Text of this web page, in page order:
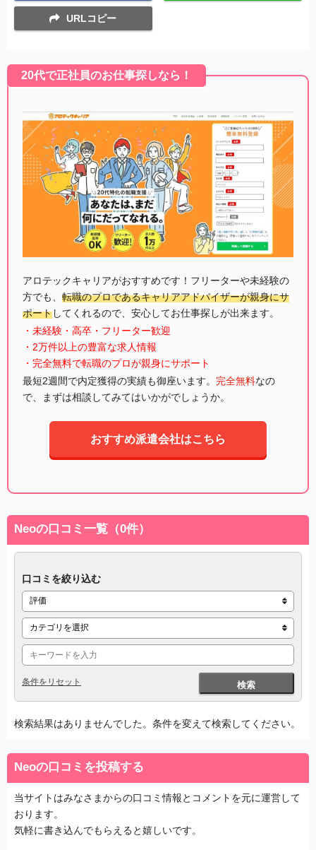
URLコピー
20代で正社員のお仕事探しなら！
アロテックキャリアがおすすめです！フリーターや未経験の
方でも、 転職のプロであるキャリアアドバイザーが親身にサ
ポートしてくれるので、安心してお仕事探しが出来ます。
・未経験・高卒・フリーター歓迎
・2万件以上の豊富な求人情報
・完全無料で転職のプロが親身にサポート
最短2週間で内定獲得の実績も御座います。 完全無料なの
で、まずは相談してみてはいかがでしょうか。
おすすめ派遣会社はこちら
Neoの口コミ一覧（0件）
口コミを絞り込む
検索
条件をリセット
検索結果はありませんでした。条件を変えて検索してください。
Neoの口コミを投稿する
当サイトはみなさまからの口コミ情報とコメントを元に運営して
おります。
気軽に書き込んでもらえると嬉しいです。